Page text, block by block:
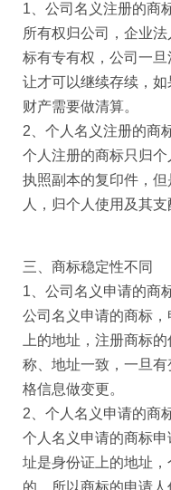
1、公司名义注册的商
所有权归公司，企业
标有专有权，公司一
让才可以继续存续，
财产需要做清算。
2、个人名义注册的商
个人注册的商标只归
执照副本的复印件，
人，归个人使用及其支
三、商标稳定性不同
1、公司名义申请的商
公司名义申请的商标
上的地址，注册商标
称、地址一致，一旦
格信息做变更。
2、个人名义申请的商
个人名义申请的商标
址是身份证上的地址
的，所以商标的申请人